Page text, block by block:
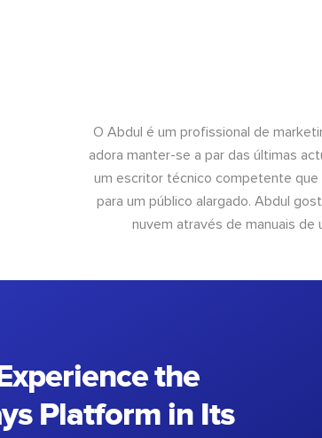
O Abdul é um profissional de
adora manter-se a par das últimas
um escritor técnico competente
para um público alargado. Abdul
nuvem através de manuais de
the
Platform in Its